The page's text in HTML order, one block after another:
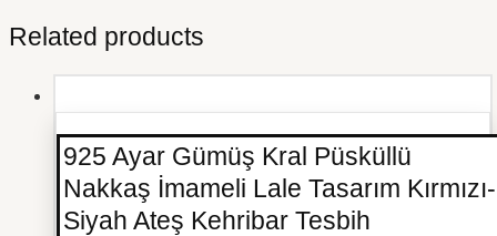
Related products
925 Ayar Gümüş Kral Püsküllü
Nakkaş İmameli Lale Tasarım Kırmızı-
Siyah Ateş Kehribar Tesbih